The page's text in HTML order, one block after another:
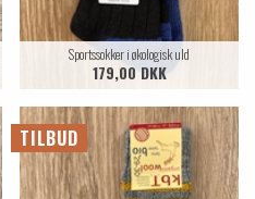
Sportssokker i økologisk uld
179,00 DKK
TILBUD